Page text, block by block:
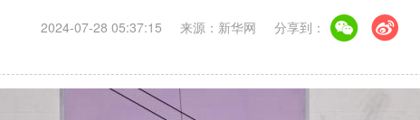
2024-07-28 05:37:15 来源：新华网 分享到：